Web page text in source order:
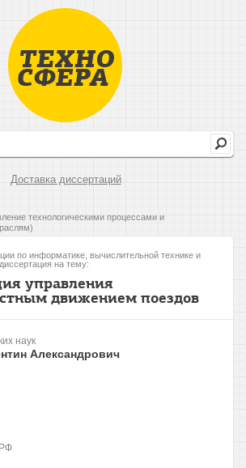
Доставка диссертаций
технологическими процессами и
по информатике, вычислительной технике и
на тему:
управления
движением поездов
наук
Александрович